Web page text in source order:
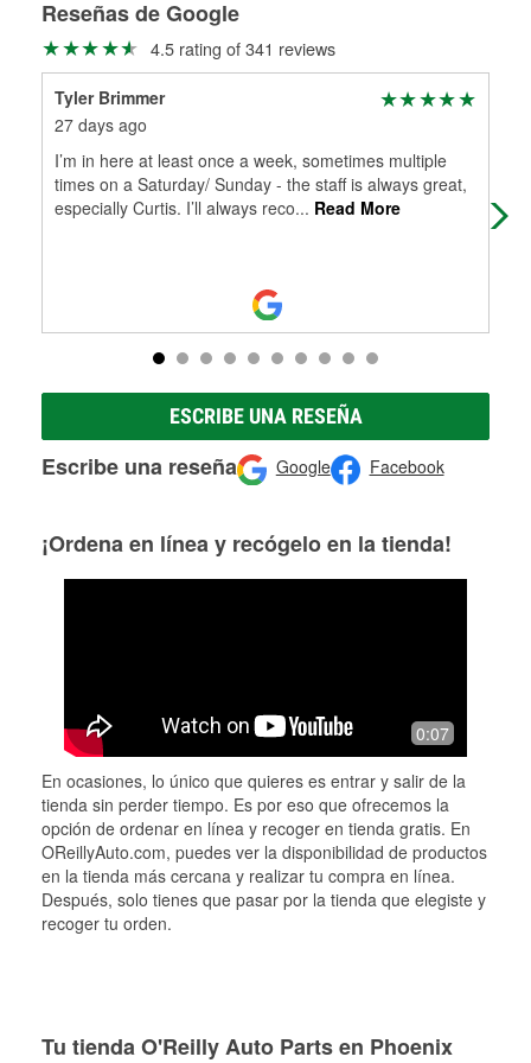
Más información sobre el Programa de Préstamo de
Herramientas de O'Reilly
medirán tus tambores o discos para determinar si pueden
ser rectificados con seguridad. Si tus tambores o discos no
pueden ser reutilizados, podemos ayudarte a encontrar las
partes de reemplazo correctas para tu reparación.
Rectificación de tambores y discos de freno
Reseñas de Google
4.5 rating of 341 reviews
Tyler Brimmer
27 days ago
I’m in here at least once a week, sometimes multiple
times on a Saturday/ Sunday - the staff is always great,
especially Curtis. I’ll always reco... Read More
ESCRIBE UNA RESEÑA
Escribe una reseña Google Facebook
¡Ordena en línea y recógelo en la tienda!
0:07
En ocasiones, lo único que quieres es entrar y salir de la
tienda sin perder tiempo. Es por eso que ofrecemos la
opción de ordenar en línea y recoger en tienda gratis. En
OReillyAuto.com, puedes ver la disponibilidad de productos
en la tienda más cercana y realizar tu compra en línea.
Después, solo tienes que pasar por la tienda que elegiste y
recoger tu orden.
Tu tienda O'Reilly Auto Parts en Phoenix